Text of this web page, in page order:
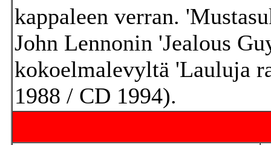
kappaleen verran.
John Lennonin 'Jealous
kokoelmalevyltä 'Lauluja
1988 / CD 1994).